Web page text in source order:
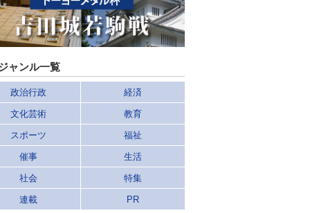
ャンル一覧
政治行政 経済
文化芸術 教育
スポーツ 福祉
催事 生活
社会 特集
連載 PR